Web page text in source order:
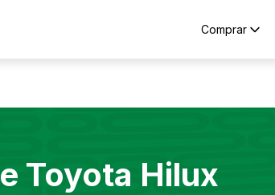
Comprar
Toyota Hilux